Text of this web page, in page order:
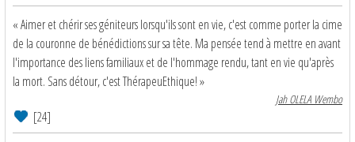
« Aimer et chérir ses géniteurs lorsqu'ils sont en vie, c'est comme porter la cime
de la couronne de bénédictions sur sa tête. Ma pensée tend à mettre en avant
l'importance des liens familiaux et de l'hommage rendu, tant en vie qu'après
la mort. Sans détour, c'est ThérapeuEthique! »
Jah OLELA Wembo
[24]